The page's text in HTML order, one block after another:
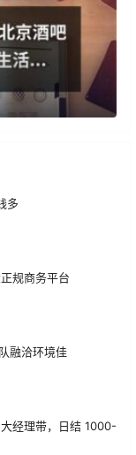
多
规商务平台
融洽环境佳
经理带，日结 1000-